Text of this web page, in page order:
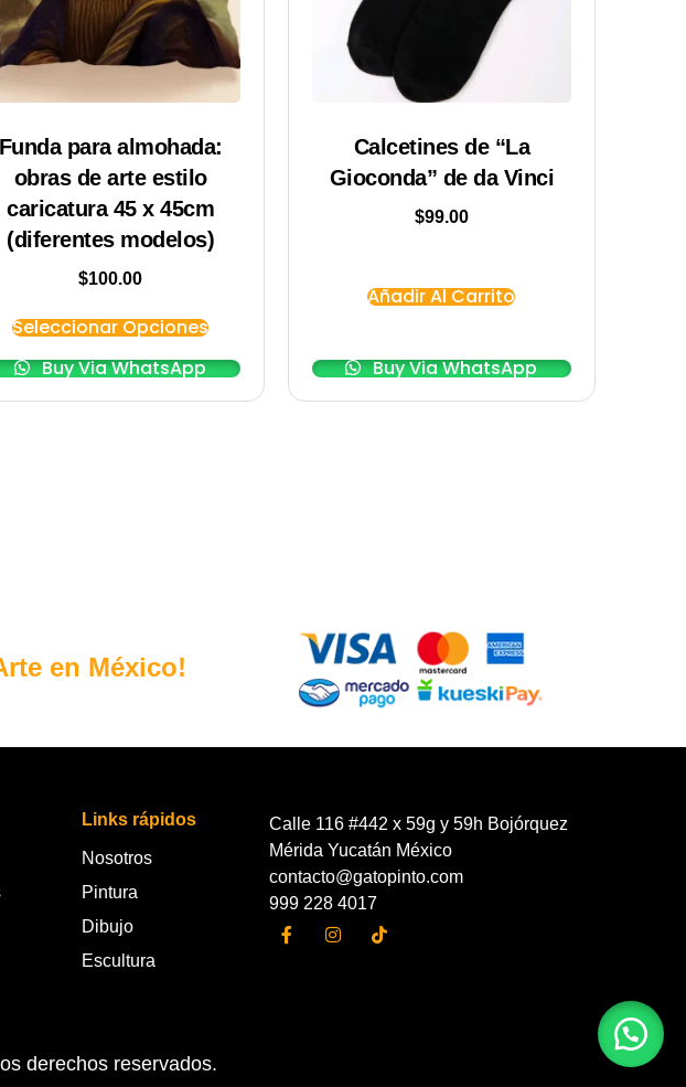
Funda para almohada:
obras de arte estilo
caricatura 45 x 45cm
(diferentes modelos)
$100.00
Seleccionar Opciones
Buy Via WhatsApp
Calcetines de “La
Gioconda” de da Vinci
$99.00
Añadir Al Carrito
Buy Via WhatsApp
en México!
Links rápidos
Nosotros
Pintura
Dibujo
Escultura
Calle 116 #442 x 59g y 59h Bojórquez
Mérida Yucatán México
contacto@gatopinto.com
999 228 4017
derechos reservados.